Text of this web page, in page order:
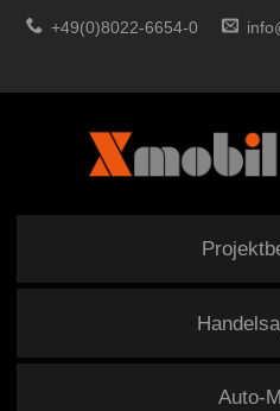
+49(0)8022-6654-0
Auto-